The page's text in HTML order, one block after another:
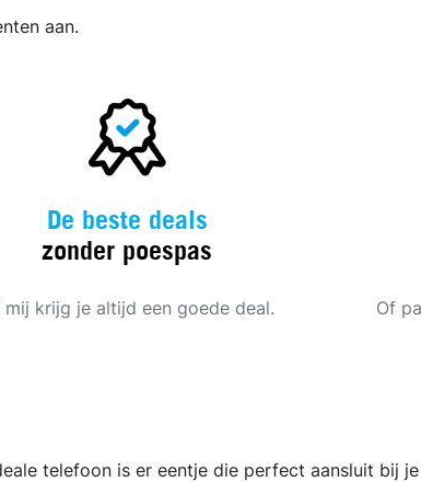
aan.
De beste deals
zonder poespas
mij krijg je altijd een goede deal.
Of
telefoon is er eentje die perfect aansluit bij